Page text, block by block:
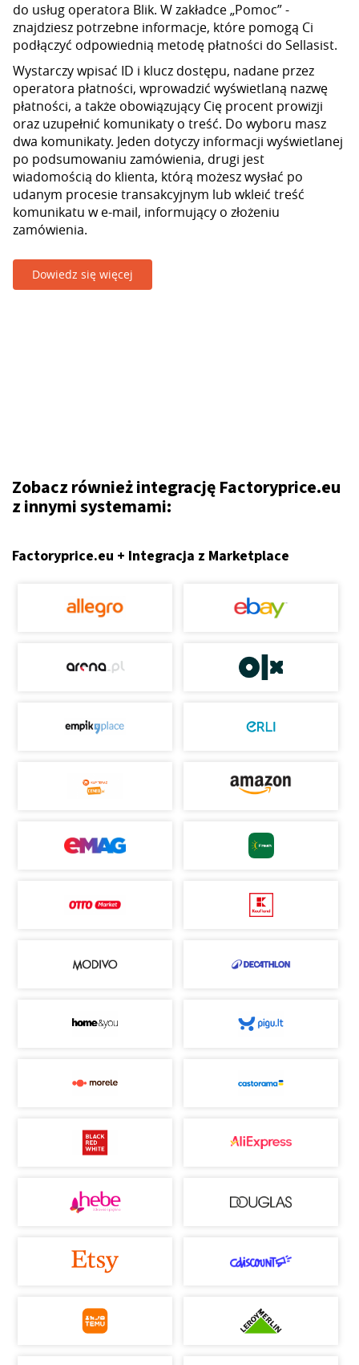
do usług operatora Blik. W zakładce „Pomoc” -
znajdziesz potrzebne informacje, które pomogą Ci
podłączyć odpowiednią metodę płatności do Sellasist.
Wystarczy wpisać ID i klucz dostępu, nadane przez
operatora płatności, wprowadzić wyświetlaną nazwę
płatności, a także obowiązujący Cię procent prowizji
oraz uzupełnić komunikaty o treść. Do wyboru masz
dwa komunikaty. Jeden dotyczy informacji wyświetlanej
po podsumowaniu zamówienia, drugi jest
wiadomością do klienta, którą możesz wysłać po
udanym procesie transakcyjnym lub wkleić treść
komunikatu w e-mail, informujący o złożeniu
zamówienia.
Dowiedz się więcej
Zobacz również integrację Factoryprice.eu
z innymi systemami:
Factoryprice.eu + Integracja z Marketplace